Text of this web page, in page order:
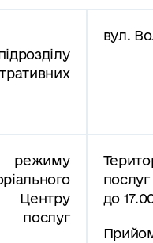
вул.
режиму
послуг
до